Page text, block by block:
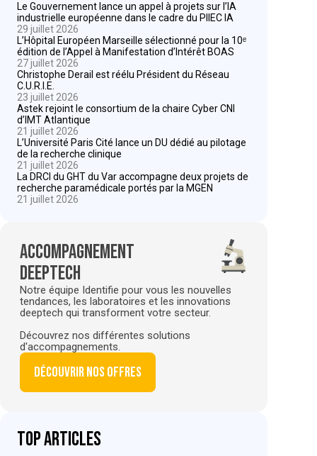
Le Gouvernement lance un appel à projets sur l’IA
industrielle européenne dans le cadre du PIIEC IA
29 juillet 2026
L’Hôpital Européen Marseille sélectionné pour la 10ᵉ
édition de l’Appel à Manifestation d’Intérêt BOAS
27 juillet 2026
Christophe Derail est réélu Président du Réseau
C.U.R.I.E.
23 juillet 2026
Astek rejoint le consortium de la chaire Cyber CNI
d’IMT Atlantique
21 juillet 2026
L’Université Paris Cité lance un DU dédié au pilotage
de la recherche clinique
21 juillet 2026
La DRCI du GHT du Var accompagne deux projets de
recherche paramédicale portés par la MGEN
21 juillet 2026
Accompagnement
deeptech
Notre équipe Identifie pour vous les nouvelles
tendances, les laboratoires et les innovations
deeptech qui transforment votre secteur.
Découvrez nos différentes solutions
d'accompagnements.
Découvrir nos offres
Top articles